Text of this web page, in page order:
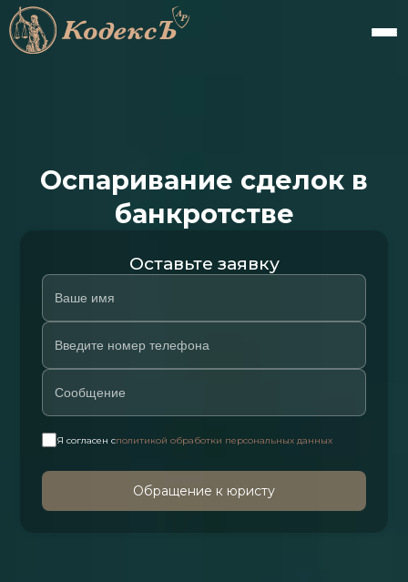
Оспаривание сделок в
банкротстве
Оставьте заявку
Я согласен сполитикой обработки персональных данных
Обращение к юристу